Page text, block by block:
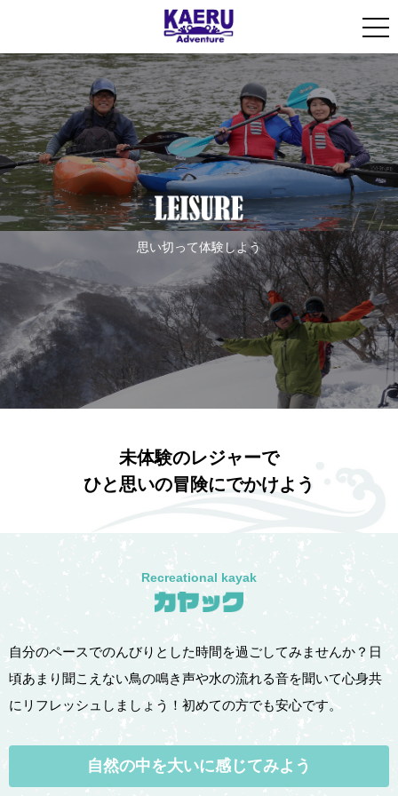
思い切って体験しよう
未体験のレジャーで
ひと思いの冒険にでかけよう
Recreational kayak
自分のペースでのんびりとした時間を過ごしてみませんか？ 日
頃あまり聞こえない鳥の鳴き声や水の流れる音を聞いて心身共
にリフレッシュしましょう！初めての方でも安心です。
自然の中を大いに感じてみよう